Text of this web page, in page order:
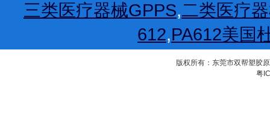
三类医疗器械GPPS,二类医疗
612,PA612美国
版权所有：东莞市双帮塑胶
粤